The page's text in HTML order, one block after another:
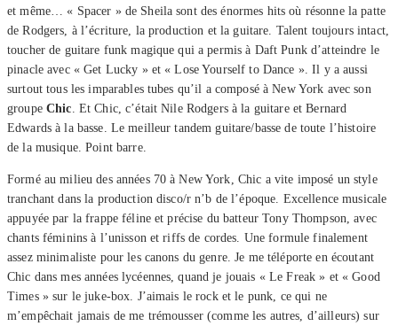
et même… « Spacer » de Sheila sont des énormes hits où résonne la patte
de Rodgers, à l’écriture, la production et la guitare. Talent toujours intact,
toucher de guitare funk magique qui a permis à Daft Punk d’atteindre le
pinacle avec « Get Lucky » et « Lose Yourself to Dance ». Il y a aussi
surtout tous les imparables tubes qu’il a composé à New York avec son
groupe Chic. Et Chic, c’était Nile Rodgers à la guitare et Bernard
Edwards à la basse. Le meilleur tandem guitare/basse de toute l’histoire
de la musique. Point barre.
Formé au milieu des années 70 à New York, Chic a vite imposé un style
tranchant dans la production disco/r n’b de l’époque. Excellence musicale
appuyée par la frappe féline et précise du batteur Tony Thompson, avec
chants féminins à l’unisson et riffs de cordes. Une formule finalement
assez minimaliste pour les canons du genre. Je me téléporte en écoutant
Chic dans mes années lycéennes, quand je jouais « Le Freak » et « Good
Times » sur le juke-box. J’aimais le rock et le punk, ce qui ne
m’empêchait jamais de me trémousser (comme les autres, d’ailleurs) sur